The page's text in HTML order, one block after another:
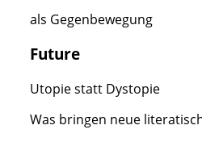
als Gegenbewegung
Future
Utopie statt Dystopie
Was bringen neue